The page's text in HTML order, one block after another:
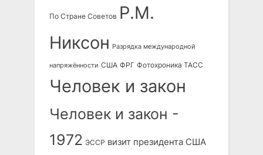
По Стране Советов Р.М.
Никсон Разрядка международной
напряжённости США ФРГ Фотохроника ТАСС
Человек и закон
Человек и закон -
1972 ЭССР визит президента США